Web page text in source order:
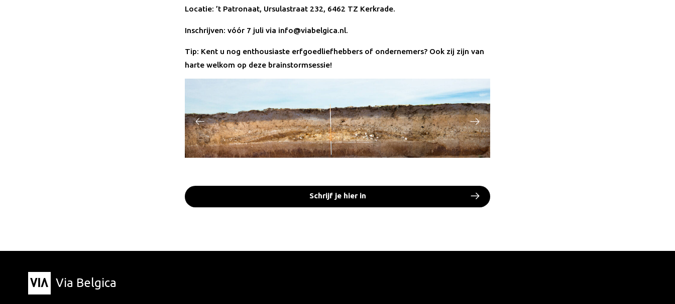
Locatie: ’t Patronaat, Ursulastraat 232, 6462 TZ Kerkrade.
Inschrijven: vóór 7 juli via info@viabelgica.nl.
Tip: Kent u nog enthousiaste erfgoedliefhebbers of ondernemers? Ook zij zijn van
harte welkom op deze brainstormsessie!
Schrijf je hier in
Via Belgica